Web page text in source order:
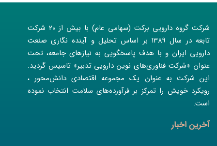
شرکت گروه دارویی برکت (سهامی عام) با بیش از 20 شرکت
تابعه در سال 1389 بر اساس تحلیل و آینده نگاری صنعت
دارویی ایران و با هدف پاسخگویی به نیازهای جامعه، تحت
عنوان «شرکت فناوری‌های نوین دارویی تدبیر» تاسیس گردید.
این شرکت به عنوان یک مجموعه اقتصادی دانش‌محور ،
رویکرد خویش را تمرکز بر فرآورده‌های سلامت انتخاب نموده
است.
آخرین اخبار